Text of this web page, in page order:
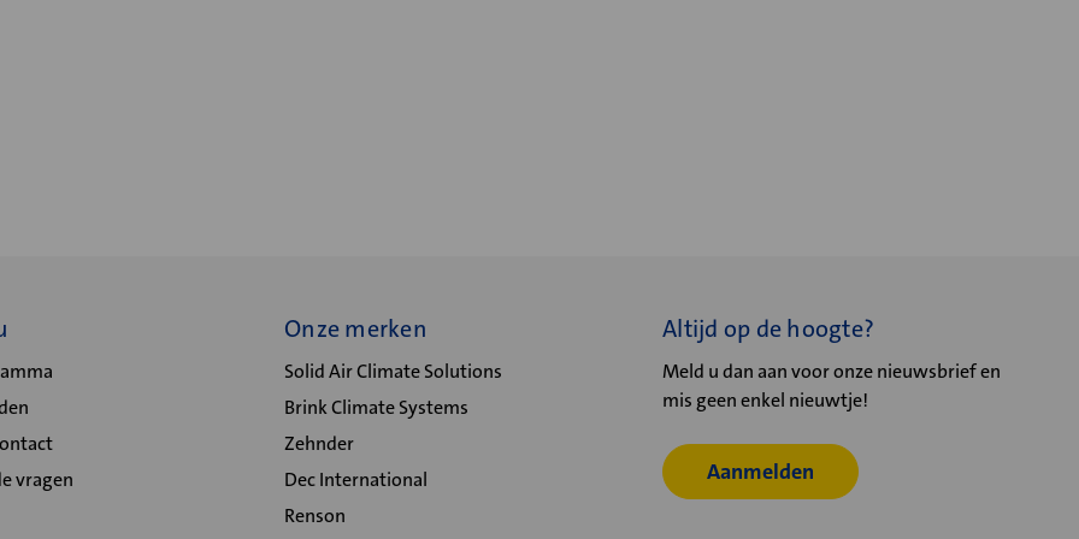
vragen
Onze merken
Solid Air Climate Solutions
Brink Climate Systems
Zehnder
Dec International
Renson
Altijd op de hoogte?
Meld u dan aan voor onze nieuwsbrief en
mis geen enkel nieuwtje!
Aanmelden